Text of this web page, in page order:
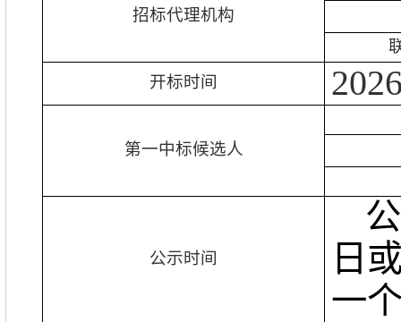
招标代理机构
开标时间
202
第一中标候选人
公示时间
日
一